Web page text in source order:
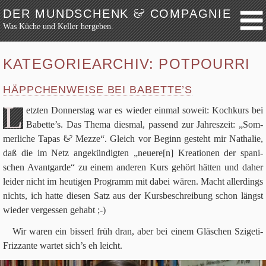
DER MUNDSCHENK&COMPAGNIE
Was Küche und Keller hergeben.
Weiter zum Inhalt
Festmahl
Küche
Keller
Lokalbesuch
Markttag
Werkzeug
Bibliothek
Schaustücke
Potpourri
Rezepte
KATEGORIEARCHIV: POTPOURRI
HÄPPCHENWEISE BEI BABETTE’S
L etz­ten Don­ners­tag war es wie­der ein­mal soweit: Koch­kurs bei
Babette’s. Das Thema dies­mal, pas­send zur Jah­res­zeit: „Som­
mer­li­che Tapas &Mezze“. Gleich vor Beginn gesteht mir Natha­lie,
daß die im Netz ange­kün­dig­ten „neuere[n] Krea­tio­nen der spa­ni­
schen Avant­garde“ zu einem ande­ren Kurs gehört hät­ten und daher
lei­der nicht im heu­ti­gen Pro­gramm mit dabei wären. Macht aller­dings
nichts, ich hatte die­sen Satz aus der Kurs­be­schrei­bung schon längst
wie­der ver­ges­sen gehabt ;-)
Wir waren ein bis­serl früh dran, aber bei einem Gläs­chen Szi­geti-
Friz­zante war­tet sich’s eh leicht.